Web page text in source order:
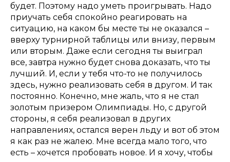
будет. Поэтому надо уметь проигрывать. Надо
приучать себя спокойно реагировать на
ситуацию, на каком бы месте ты не оказался –
вверху турнирной таблицы или внизу, первым
или вторым. Даже если сегодня ты выиграл
все, завтра нужно будет снова доказать, что ты
лучший. И, если у тебя что-то не получилось
здесь, нужно реализовать себя в другом. И так
постоянно. Конечно, мне жаль, что я не стал
золотым призером Олимпиады. Но, с другой
стороны, я себя реализовал в других
направлениях, остался верен льду и вот об этом
я как раз не жалею. Мне всегда мало того, что
есть – хочется пробовать новое. И я хочу, чтобы